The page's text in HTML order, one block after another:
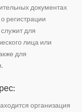
документах
регистрации
для
лица или
для
организация